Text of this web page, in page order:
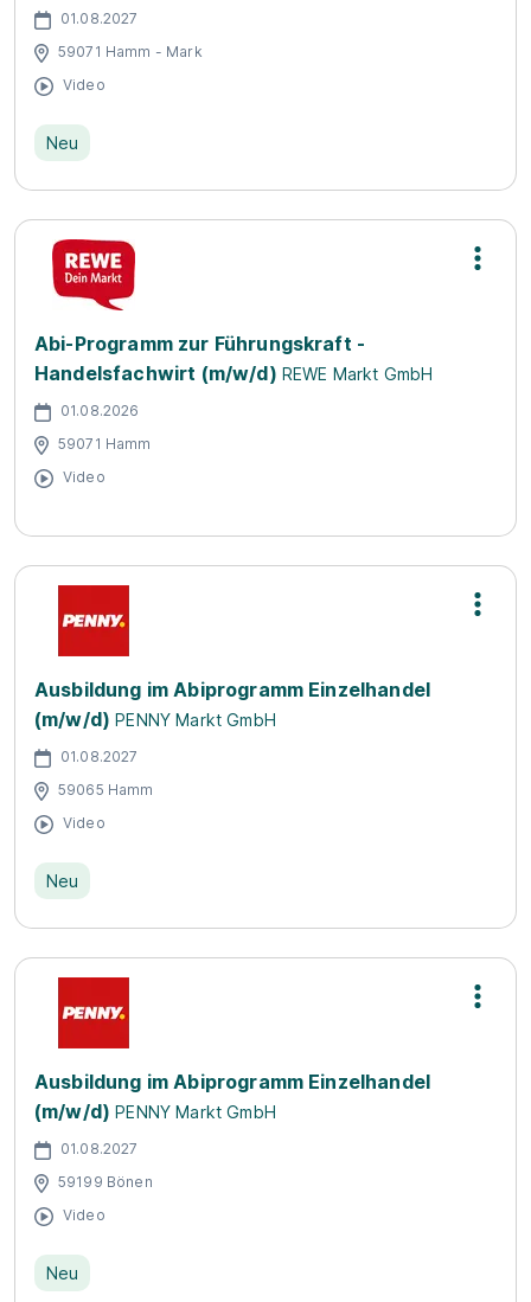
01.08.2027
59071 Hamm - Mark
Video
Neu
Abi-Programm zur Führungskraft -
Handelsfachwirt (m/w/d) REWE Markt GmbH
01.08.2026
59071 Hamm
Video
Ausbildung im Abiprogramm Einzelhandel
(m/w/d) PENNY Markt GmbH
01.08.2027
59065 Hamm
Video
Neu
Ausbildung im Abiprogramm Einzelhandel
(m/w/d) PENNY Markt GmbH
01.08.2027
59199 Bönen
Video
Neu